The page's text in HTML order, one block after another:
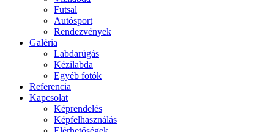
Futsal
Autósport
Rendezvények
Galéria
Labdarúgás
Kézilabda
Egyéb fotók
Referencia
Kapcsolat
Képrendelés
Képfelhasználás